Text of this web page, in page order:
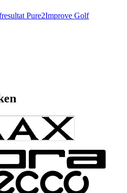
Pure2Improve Golf